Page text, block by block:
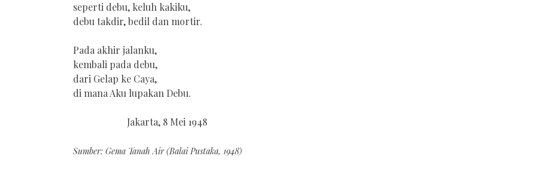
seperti debu, keluh kakiku,
debu takdir, bedil dan mortir.
Pada akhir jalanku,
kembali pada debu,
dari Gelap ke Caya,
di mana Aku lupakan Debu.
Jakarta, 8 Mei 1948
Sumber: Gema Tanah Air (Balai Pustaka, 1948)